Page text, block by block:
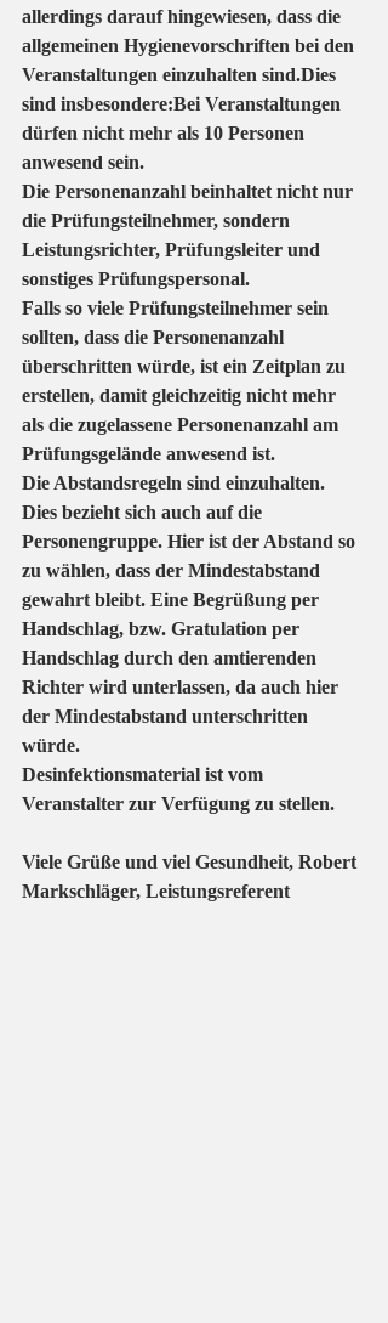
allerdings darauf hingewiesen, dass die
allgemeinen Hygienevorschriften bei den
Veranstaltungen einzuhalten sind.Dies
sind insbesondere:Bei Veranstaltungen
dürfen nicht mehr als 10 Personen
anwesend sein.
Die Personenanzahl beinhaltet nicht nur
die Prüfungsteilnehmer, sondern
Leistungsrichter, Prüfungsleiter und
sonstiges Prüfungspersonal.
Falls so viele Prüfungsteilnehmer sein
sollten, dass die Personenanzahl
überschritten würde, ist ein Zeitplan zu
erstellen, damit gleichzeitig nicht mehr
als die zugelassene Personenanzahl am
Prüfungsgelände anwesend ist.
Die Abstandsregeln sind einzuhalten.
Dies bezieht sich auch auf die
Personengruppe. Hier ist der Abstand so
zu wählen, dass der Mindestabstand
gewahrt bleibt. Eine Begrüßung per
Handschlag, bzw. Gratulation per
Handschlag durch den amtierenden
Richter wird unterlassen, da auch hier
der Mindestabstand unterschritten
würde.
Desinfektionsmaterial ist vom
Veranstalter zur Verfügung zu stellen.
Viele Grüße und viel Gesundheit, Robert
Markschläger, Leistungsreferent